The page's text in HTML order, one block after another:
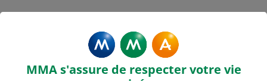
BELLE ILE EN MER
Accueil Assurance Bretagne Assurance Morbihan (56)
MMA s'assure de respecter votre vie